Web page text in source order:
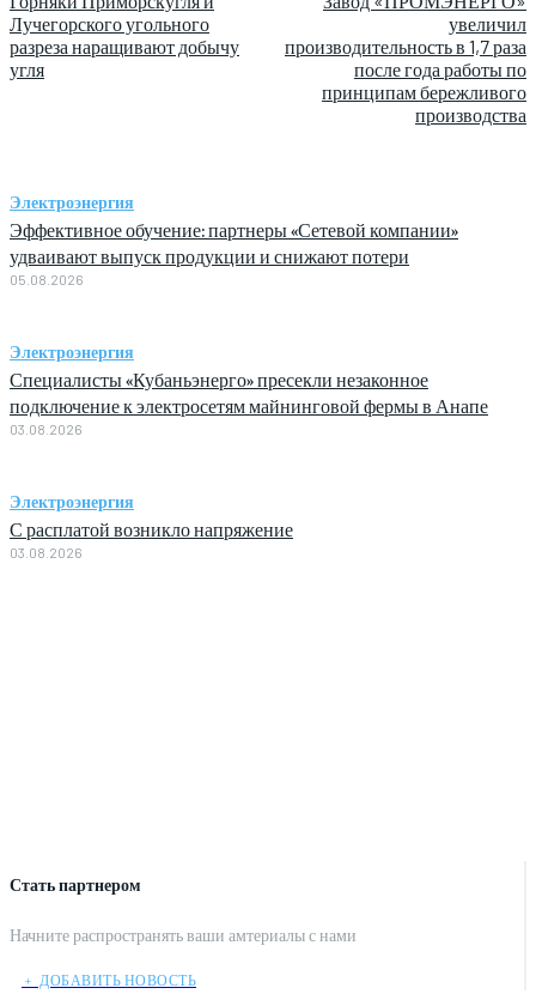
Стать партнером
Начните распространять ваши амтериалы с нами
﹢ ДОБАВИТЬ НОВОСТЬ
Лучегорского угольного
разреза наращивают добычу
угля
увеличил
производительность в 1,7 раза
после года работы по
принципам бережливого
производства
Электроэнергия
Эффективное обучение: партнеры «Сетевой компании»
удваивают выпуск продукции и снижают потери
05.08.2026
Электроэнергия
Специалисты «Кубаньэнерго» пресекли незаконное
подключение к электросетям майнинговой фермы в Анапе
03.08.2026
Электроэнергия
С расплатой возникло напряжение
03.08.2026